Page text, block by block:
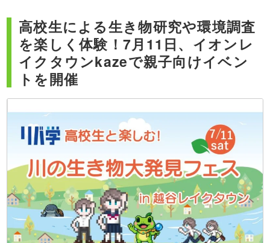
高校生による生き物研究や環境調査
を楽しく体験！7月11日、イオンレ
イクタウンkazeで親子向けイベン
トを開催